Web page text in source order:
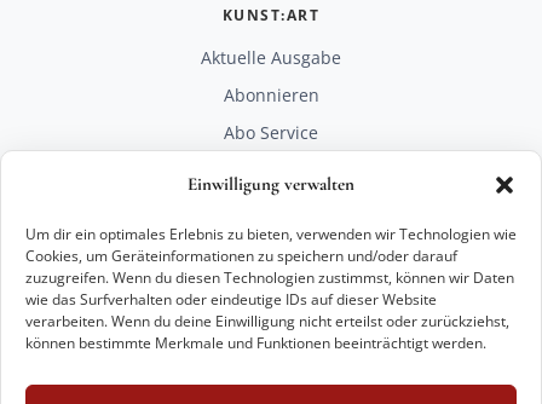
Einwilligung verwalten
Um dir ein optimales Erlebnis zu bieten, verwenden wir Technologien wie
Cookies, um Geräteinformationen zu speichern und/oder darauf
zuzugreifen. Wenn du diesen Technologien zustimmst, können wir Daten
wie das Surfverhalten oder eindeutige IDs auf dieser Website
verarbeiten. Wenn du deine Einwilligung nicht erteilst oder zurückziehst,
können bestimmte Merkmale und Funktionen beeinträchtigt werden.
KUNST:ART
Aktuelle Ausgabe
Abonnieren
Abo Service
RECHTLICHES
Impressum
Datenschutz
KONTAKT